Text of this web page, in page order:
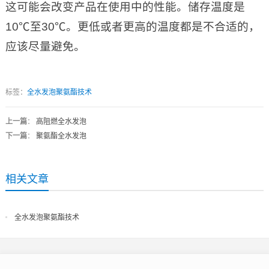
这可能会改变产品在使用中的性能。储存温度是
10℃至30℃。更低或者更高的温度都是不合适的，
应该尽量避免。
标签： 全水发泡聚氨酯技术
上一篇： 高阻燃全水发泡
下一篇： 聚氨酯全水发泡
相关文章
全水发泡聚氨酯技术